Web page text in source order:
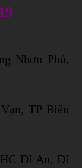
Nhơn Phú,
TP Biên
Dĩ An, Dĩ